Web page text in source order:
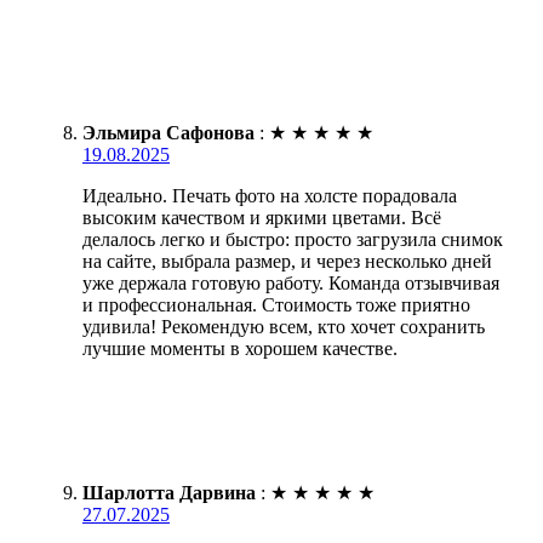
Эльмира Сафонова : ★ ★ ★ ★ ★
19.08.2025
Идеально. Печать фото на холсте порадовала
высоким качеством и яркими цветами. Всё
делалось легко и быстро: просто загрузила снимок
на сайте, выбрала размер, и через несколько дней
уже держала готовую работу. Команда отзывчивая
и профессиональная. Стоимость тоже приятно
удивила! Рекомендую всем, кто хочет сохранить
лучшие моменты в хорошем качестве.
Шарлотта Дарвина : ★ ★ ★ ★ ★
27.07.2025